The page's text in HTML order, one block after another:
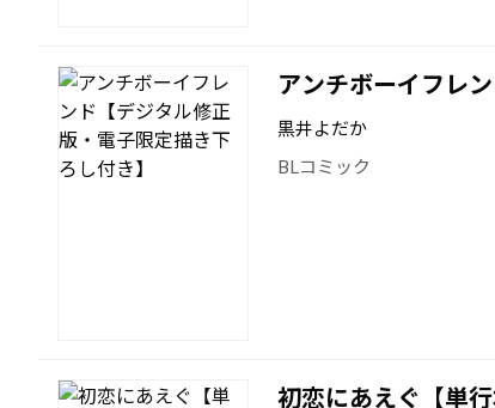
アンチボーイフレ
黒井よだか
BLコミック
初恋にあえぐ【単